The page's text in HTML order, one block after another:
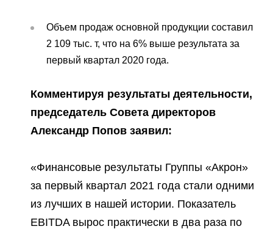
Объем продаж основной продукции составил
2 109 тыс. т, что на 6% выше результата за
первый квартал 2020 года.
Комментируя результаты деятельности,
председатель Совета директоров
Александр Попов заявил:
«Финансовые результаты Группы «Акрон»
за первый квартал 2021 года стали одними
из лучших в нашей истории. Показатель
EBITDA вырос практически в два раза по